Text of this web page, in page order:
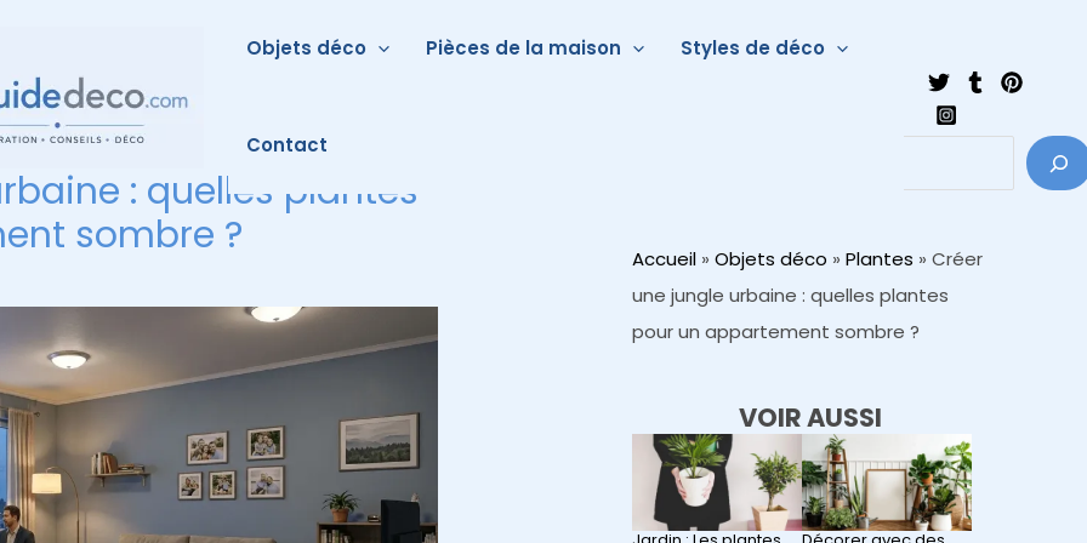
Objets déco Pièces de la maison Styles de déco
Contact
: quelles plantes
sombre ?
Accueil » Objets déco » Plantes » Créer
une jungle urbaine : quelles plantes
pour un appartement sombre ?
VOIR AUSSI